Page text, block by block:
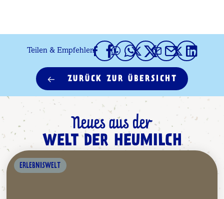
ZURÜCK ZUR ÜBERSICHT
Teilen & Empfehlen
Neues aus der
WELT DER HEUMILCH
ERLEBNISWELT